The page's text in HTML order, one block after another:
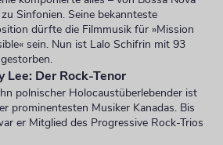
Sinfonien. Seine bekannteste
dürfte die Filmmusik für »Mission
sein. Nun ist Lalo Schifrin mit 93
Lee: Der Rock-Tenor
polnischer Holocaustüberlebender ist
prominentesten Musiker Kanadas. Bis
er Mitglied des Progressive Rock-Trios